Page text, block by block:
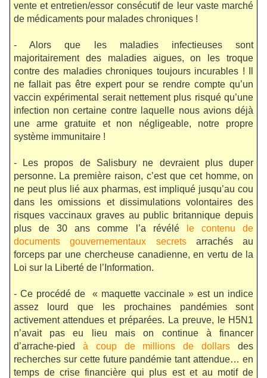
vente et entretien/essor consécutif de leur vaste marché
de médicaments pour malades chroniques !
- Alors que les maladies infectieuses sont
majoritairement des maladies aigues, on les troque
contre des maladies chroniques toujours incurables ! Il
ne fallait pas être expert pour se rendre compte qu’un
vaccin expérimental serait nettement plus risqué qu’une
infection non certaine contre laquelle nous avions déjà
une arme gratuite et non négligeable, notre propre
système immunitaire !
- Les propos de Salisbury ne devraient plus duper
personne. La première raison, c’est que cet homme, on
ne peut plus lié aux pharmas, est impliqué jusqu’au cou
dans les omissions et dissimulations volontaires des
risques vaccinaux graves au public britannique depuis
plus de 30 ans comme l’a révélé
le contenu de
documents gouvernementaux secretsarrachés au
forceps par une chercheuse canadienne, en vertu de la
Loi sur la Liberté de l’Information.
- Ce procédé de « maquette vaccinale » est un indice
assez lourd que les prochaines pandémies sont
activement attendues et préparées. La preuve, le H5N1
n’avait pas eu lieu mais on continue à financer
d’arrache-pied à coup de millions de dollars des
recherches sur cette future pandémie tant attendue… en
temps de crise financière qui plus est et au motif de